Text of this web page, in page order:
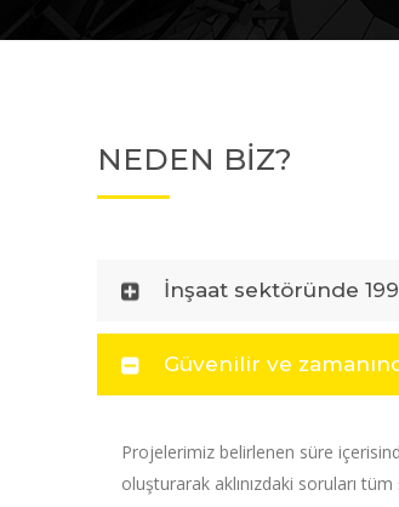
NEDEN BİZ?
İnşaat sektöründe
Güvenilir ve
Projelerimiz belirlenen süre
oluşturarak aklınızdaki soruları tüm